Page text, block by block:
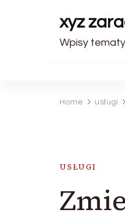
xyz
Wpisy
Home usługi
USŁUGI